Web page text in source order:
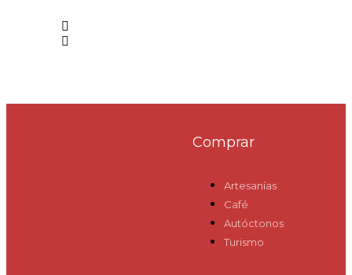
Comprar
Artesanías
Café
Autóctonos
Turismo